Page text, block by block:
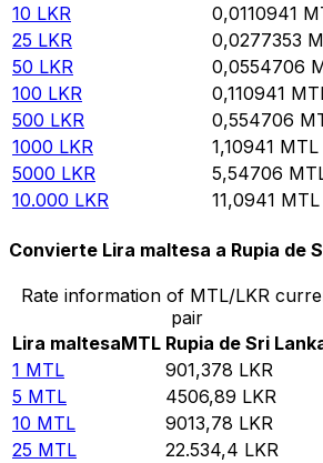
10 LKR 0,0110941
25 LKR 0,0277353
50 LKR 0,0554706
100 LKR 0,110941
500 LKR 0,554706
1000 LKR 1,10941 MTL
5000 LKR 5,54706
10.000 LKR 11,0941 MTL
Convierte Lira maltesa a Rupia de
Rate information of MTL/LKR
pair
Lira maltesaMTL Rupia de Sri
1 MTL 901,378 LKR
5 MTL 4506,89 LKR
10 MTL 9013,78 LKR
25 MTL 22.534,4 LKR